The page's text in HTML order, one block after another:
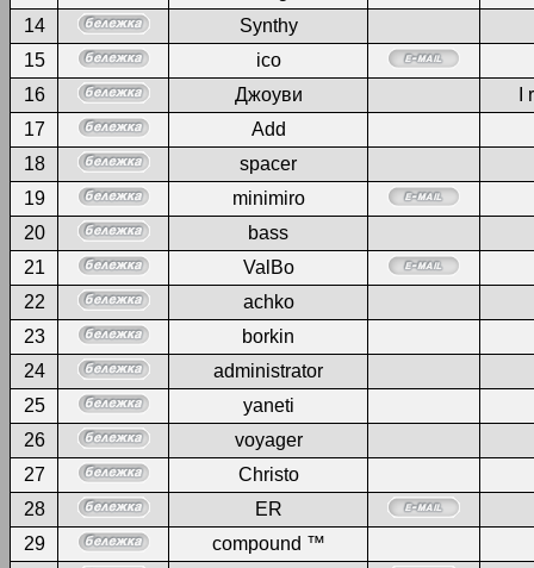
14
Synthy
15
ico
16
Джоуви
17
Add
18
spacer
19
minimiro
20
bass
21
ValBo
22
achko
23
borkin
24
administrator
25
yaneti
26
voyager
27
Christo
28
ER
29
compound ™